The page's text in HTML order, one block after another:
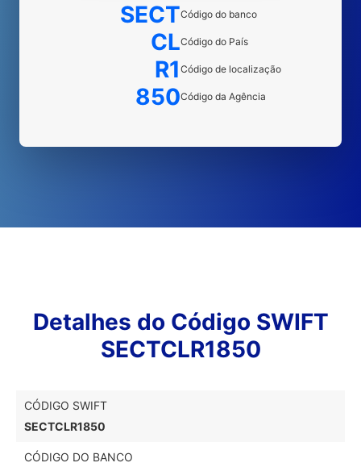
SECTCódigo do banco
CLCódigo do País
R1 Código de localização
850Código da Agência
Detalhes do Código SWIFT
SECTCLR1850
CÓDIGO SWIFT
SECTCLR1850
CÓDIGO DO BANCO